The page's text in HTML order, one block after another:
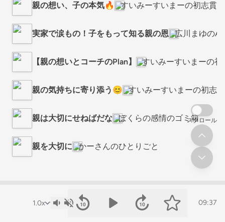
09:37
親の想い、子の本気🔥 すいみーすいまーの初志貫
実家で涙もの！子をもって知る親の恩 広川まゆの
【親の想いとコーチのPlan】 すいみーすいまーの
親の気持ちに寄り添う😊 すいみーすいまーの初志
親は大切にせねばだな ぼくらの感情のゴミ箱
親を大切に かーさんのひとりごと
スクロール